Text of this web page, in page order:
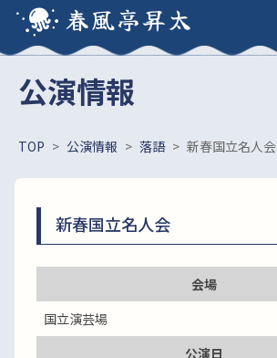
春風亭昇太
公演情報
TOP > 公演情報 > 落語 > 新春国立名人会
新春国立名人会
会場
国立演芸場
公演日